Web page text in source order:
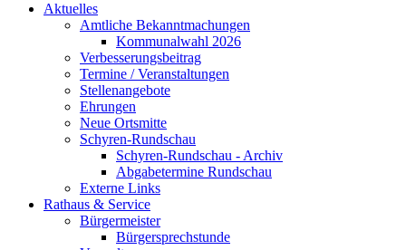
Aktuelles
Amtliche Bekanntmachungen
Kommunalwahl 2026
Verbesserungsbeitrag
Termine / Veranstaltungen
Stellenangebote
Ehrungen
Neue Ortsmitte
Schyren-Rundschau
Schyren-Rundschau - Archiv
Abgabetermine Rundschau
Externe Links
Rathaus & Service
Bürgermeister
Bürgersprechstunde